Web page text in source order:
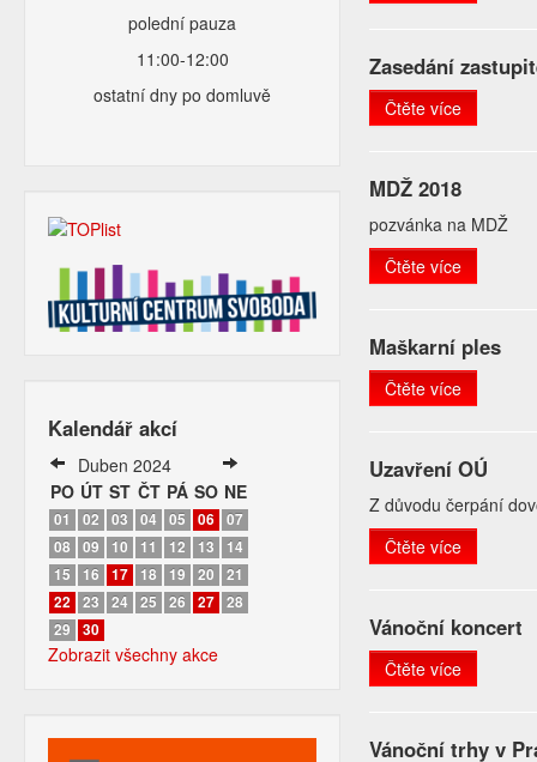
polední pauza
11:00-12:00
ostatní dny po domluvě
Kalendář akcí
Duben 2024
PO ÚT ST ČT PÁ SO NE
01 02 03 04 05 06
07
08
09 10 11 12 13
14
15
16 17 18 19 20
21
22
23 24 25 26 27 28
29
30
Zobrazit všechny akce
Zasedání
Čtěte více
MDŽ 2018
pozvánka na MDŽ
Čtěte více
Maškarní ples
Čtěte více
Uzavření OÚ
Z důvodu čerpání
Čtěte více
Vánoční koncert
Čtěte více
Vánoční trhy v